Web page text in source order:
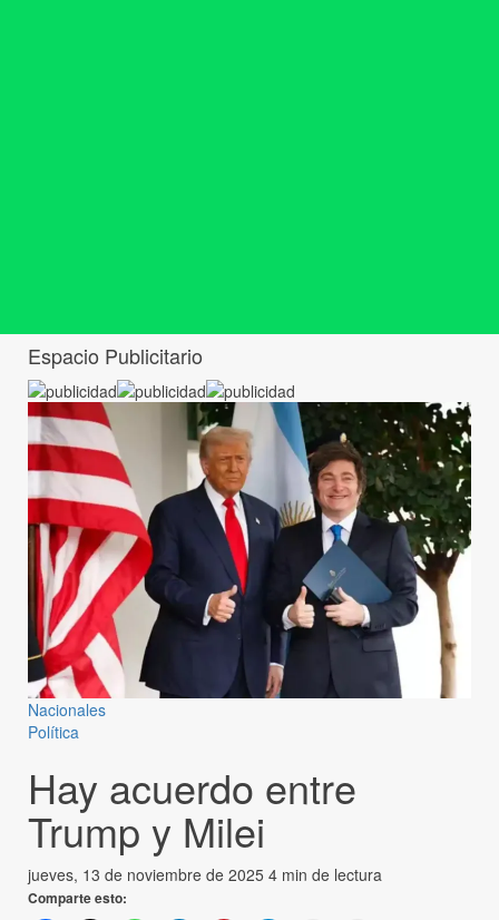
Espacio Publicitario
Nacionales
Política
Hay acuerdo entre
Trump y Milei
jueves, 13 de noviembre de 2025 4 min de lectura
Comparte esto: